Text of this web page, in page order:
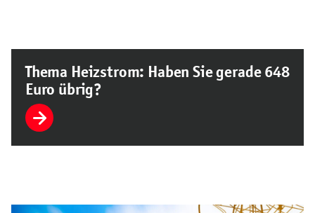
Thema Heizstrom: Haben Sie gerade 648
Euro übrig?